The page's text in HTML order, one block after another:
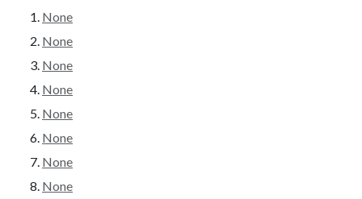
None
None
None
None
None
None
None
None